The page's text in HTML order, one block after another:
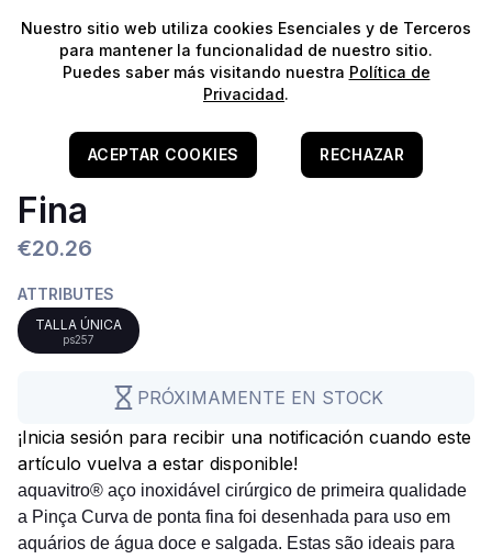
⭐️¡Envíos gratis para pedidos superiores a 60€!*⭐️
Aquascaping/Ferramentas
Pinzas Curvas De Punta
Fina
€20.26
ATTRIBUTES
TALLA ÚNICA
ps257
PRÓXIMAMENTE EN STOCK
¡Inicia sesión para recibir una notificación cuando este
artículo vuelva a estar disponible!
aquavitro® aço inoxidável cirúrgico de primeira qualidade
a Pinça Curva de ponta fina foi desenhada para uso em
aquários de água doce e salgada. Estas são ideais para
Nuestro sitio web utiliza cookies Esenciales y de Terceros
para mantener la funcionalidad de nuestro sitio.
Puedes saber más visitando nuestra Política de
Privacidad.
ACEPTAR COOKIES RECHAZAR